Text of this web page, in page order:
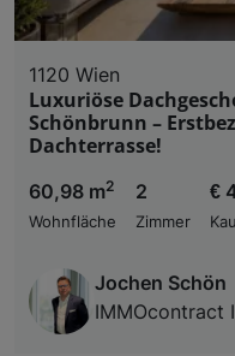
1120 Wien
Luxuriöse
Schönbrunn –
Dachterrasse!
60,98 m2
Wohnfläche
2
Zimmer
€
Jochen Schön
IMMOcontract